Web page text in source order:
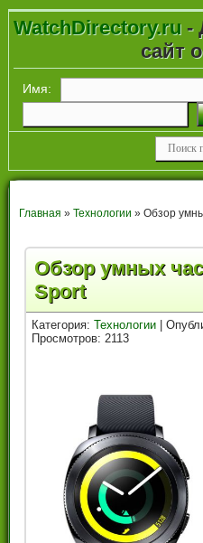
WatchDirectory.ru-
сайт
Имя:
Главная » Технологии » Обзор
Обзор умных
Sport
Категория:Технологии |
Просмотров: 2113